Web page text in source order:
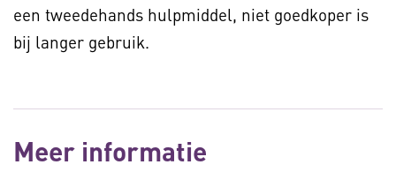
een tweedehands hulpmiddel, niet goedkoper is
bij langer gebruik.
Meer informatie